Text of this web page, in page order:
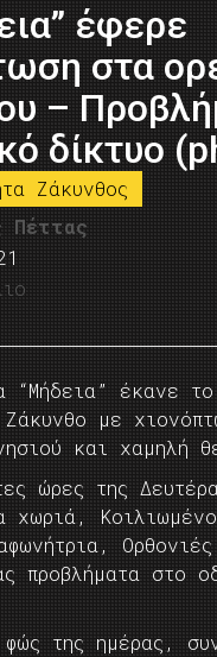
έφερε
στα
–
δίκτυο
Ζάκυνθος
Πέττας
“Μήδεια” έκανε
με
και χαμηλή
ώρες της
χωριά,
προβλήματα στο
της ημέρας,